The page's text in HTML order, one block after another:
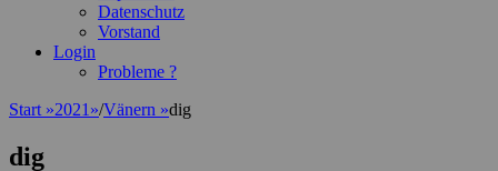
Datenschutz
Vorstand
Login
Probleme ?
Start »2021 »/Vänern »dig
dig